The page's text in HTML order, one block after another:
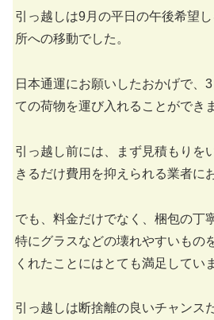
引っ越しは9月の平日の午後希望
所への移動でした。
日本通運にお願いしたおかげで、
ての荷物を運び入れることができ
引っ越し前には、まず見積もりを
きるだけ費用を抑えられる業者に
でも、料金だけでなく、梱包の丁
特にグラスなどの壊れやすいもの
くれたことにはとても満足してい
引っ越しは断捨離の良いチャンス